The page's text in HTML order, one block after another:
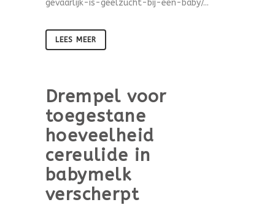
gevaarlijk-is-geelzucht-bij-een-baby/...
LEES MEER
Drempel voor
toegestane
hoeveelheid
cereulide in
babymelk
verscherpt